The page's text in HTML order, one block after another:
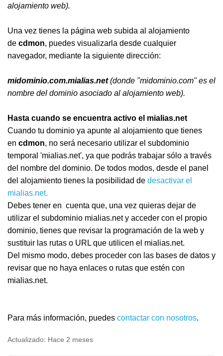
alojamiento web).
Una vez tienes la página web subida al alojamiento
de cdmon, puedes visualizarla desde cualquier
navegador, mediante la siguiente dirección:
midominio.com.mialias.net(donde "midominio.com" es el
nombre del dominio asociado al alojamiento web).
Hasta cuando se encuentra activo el mialias.net
Cuando tu dominio ya apunte al alojamiento que tienes
en cdmon, no será necesario utilizar el subdominio
temporal 'mialias.net', ya que podrás trabajar sólo a través
del nombre del dominio. De todos modos, desde el panel
del alojamiento tienes la posibilidad de desactivar el
mialias.net.
Debes tener en cuenta que, una vez quieras dejar de
utilizar el subdominio mialias.net y acceder con el propio
dominio, tienes que revisar la programación de la web y
sustituir las rutas o URL que utilicen el mialias.net.
Del mismo modo, debes proceder con las bases de datos y
revisar que no haya enlaces o rutas que estén con
mialias.net.
Para más información, puedes contactar con nosotros.
Actualizado: Hace 2 meses